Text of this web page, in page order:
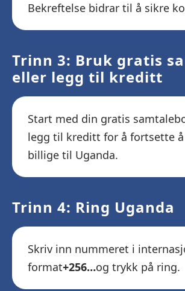
Bekreftelse bidrar til å sikre
Trinn 3: Bruk gratis
eller legg til kreditt
Start med din gratis
legg til kreditt for å fortsette
billige til Uganda.
Trinn 4: Ring Uganda
Skriv inn nummeret i
format+256…og trykk på ring.